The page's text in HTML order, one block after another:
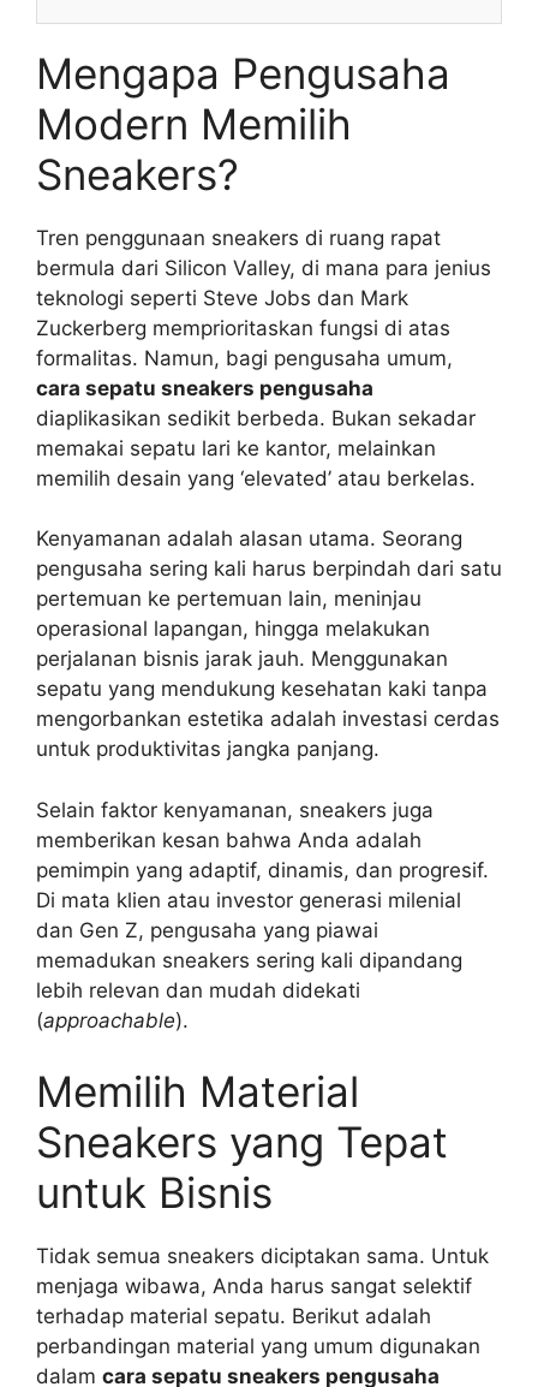
Mengapa Pengusaha
Modern Memilih
Sneakers?
Tren penggunaan sneakers di ruang rapat
bermula dari Silicon Valley, di mana para jenius
teknologi seperti Steve Jobs dan Mark
Zuckerberg memprioritaskan fungsi di atas
formalitas. Namun, bagi pengusaha umum,
cara sepatu sneakers pengusaha
diaplikasikan sedikit berbeda. Bukan sekadar
memakai sepatu lari ke kantor, melainkan
memilih desain yang ‘elevated’ atau berkelas.
Kenyamanan adalah alasan utama. Seorang
pengusaha sering kali harus berpindah dari satu
pertemuan ke pertemuan lain, meninjau
operasional lapangan, hingga melakukan
perjalanan bisnis jarak jauh. Menggunakan
sepatu yang mendukung kesehatan kaki tanpa
mengorbankan estetika adalah investasi cerdas
untuk produktivitas jangka panjang.
Selain faktor kenyamanan, sneakers juga
memberikan kesan bahwa Anda adalah
pemimpin yang adaptif, dinamis, dan progresif.
Di mata klien atau investor generasi milenial
dan Gen Z, pengusaha yang piawai
memadukan sneakers sering kali dipandang
lebih relevan dan mudah didekati
(approachable).
Memilih Material
Sneakers yang Tepat
untuk Bisnis
Tidak semua sneakers diciptakan sama. Untuk
menjaga wibawa, Anda harus sangat selektif
terhadap material sepatu. Berikut adalah
perbandingan material yang umum digunakan
dalam cara sepatu sneakers pengusaha